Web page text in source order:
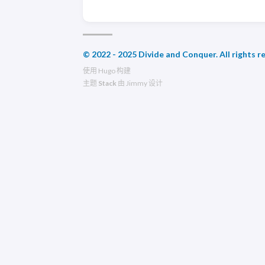
© 2022 - 2025 Divide and Conquer. All rights
使用 Hugo构建
主题 Stack 由 Jimmy设计